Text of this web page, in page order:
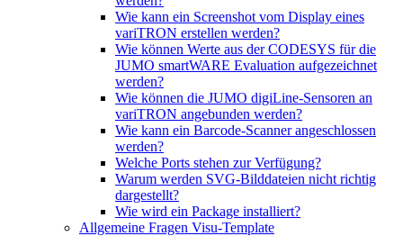
Wie kann ein Screenshot vom Display eines
variTRON erstellen werden?
Wie können Werte aus der CODESYS für die
JUMO smartWARE Evaluation aufgezeichnet
werden?
Wie können die JUMO digiLine-Sensoren an
variTRON angebunden werden?
Wie kann ein Barcode-Scanner angeschlossen
werden?
Welche Ports stehen zur Verfügung?
Warum werden SVG-Bilddateien nicht richtig
dargestellt?
Wie wird ein Package installiert?
Allgemeine Fragen Visu-Template